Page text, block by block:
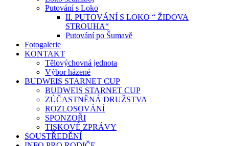
Putování s Loko
II. PUTOVÁNÍ S LOKO “ ŽIDOVA
STROUHA“
Putování po Šumavě
Fotogalerie
KONTAKT
Tělovýchovná jednota
Výbor házené
BUDWEIS STARNET CUP
BUDWEIS STARNET CUP
ZÚČASTNĚNÁ DRUŽSTVA
ROZLOSOVÁNÍ
SPONZOŘI
TISKOVÉ ZPRÁVY
SOUSTŘEDĚNÍ